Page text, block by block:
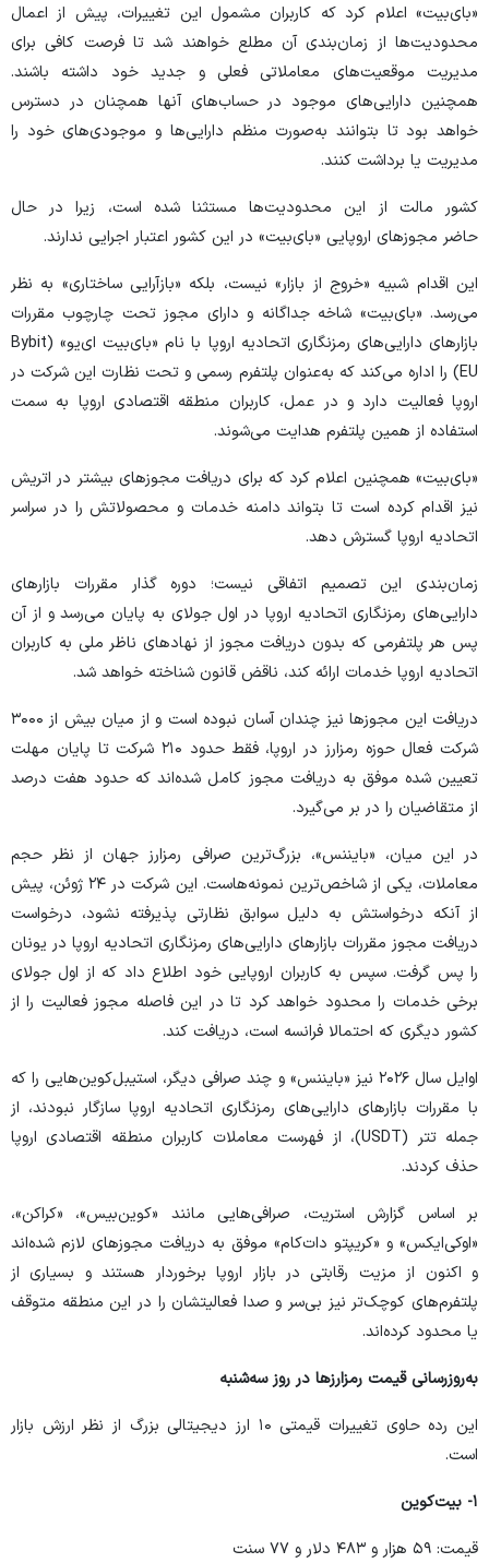
«بای‌بیت» اعلام کرد که کاربران مشمول این تغییرات، پیش از اعمال
محدودیت‌ها از زمان‌بندی آن مطلع خواهند شد تا فرصت کافی برای
مدیریت موقعیت‌های معاملاتی فعلی و جدید خود داشته باشند.
همچنین دارایی‌های موجود در حساب‌های آنها همچنان در دسترس
خواهد بود تا بتوانند به‌صورت منظم دارایی‌ها و موجودی‌های خود را
مدیریت یا برداشت کنند.
کشور مالت از این محدودیت‌ها مستثنا شده است، زیرا در حال
حاضر مجوزهای اروپایی «بای‌بیت» در این کشور اعتبار اجرایی ندارند.
این اقدام شبیه «خروج از بازار» نیست، بلکه «بازآرایی ساختاری» به نظر
می‌رسد. «بای‌بیت» شاخه جداگانه و دارای مجوز تحت چارچوب مقررات
بازارهای دارایی‌های رمزنگاری اتحادیه اروپا با نام «بای‌بیت ای‌یو» (Bybit
EU) را اداره می‌کند که به‌عنوان پلتفرم رسمی و تحت نظارت این شرکت در
اروپا فعالیت دارد و در عمل، کاربران منطقه اقتصادی اروپا به سمت
استفاده از همین پلتفرم هدایت می‌شوند.
«بای‌بیت» همچنین اعلام کرد که برای دریافت مجوزهای بیشتر در اتریش
نیز اقدام کرده است تا بتواند دامنه خدمات و محصولاتش را در سراسر
اتحادیه اروپا گسترش دهد.
زمان‌بندی این تصمیم اتفاقی نیست؛ دوره گذار مقررات بازارهای
دارایی‌های رمزنگاری اتحادیه اروپا در اول جولای به پایان می‌رسد و از آن
پس هر پلتفرمی که بدون دریافت مجوز از نهادهای ناظر ملی به کاربران
اتحادیه اروپا خدمات ارائه کند، ناقض قانون شناخته خواهد شد.
دریافت این مجوزها نیز چندان آسان نبوده است و از میان بیش از ۳۰۰۰
شرکت فعال حوزه رمزارز در اروپا، فقط حدود ۲۱۰ شرکت تا پایان مهلت
تعیین‌ شده موفق به دریافت مجوز کامل شده‌اند که حدود هفت درصد
از متقاضیان را در بر می‌گیرد.
در این میان، «بایننس»، بزرگ‌ترین صرافی رمزارز جهان از نظر حجم
معاملات، یکی از شاخص‌ترین نمونه‌هاست. این شرکت در ۲۴ ژوئن، پیش
از آنکه درخواستش به دلیل سوابق نظارتی پذیرفته نشود، درخواست
دریافت مجوز مقررات بازارهای دارایی‌های رمزنگاری اتحادیه اروپا در یونان
را پس گرفت. سپس به کاربران اروپایی خود اطلاع داد که از اول جولای
برخی خدمات را محدود خواهد کرد تا در این فاصله مجوز فعالیت را از
کشور دیگری که احتمالا فرانسه است، دریافت کند.
اوایل سال ۲۰۲۶ نیز «بایننس» و چند صرافی دیگر، استیبل‌کوین‌هایی را که
با مقررات بازارهای دارایی‌های رمزنگاری اتحادیه اروپا سازگار نبودند، از
جمله تتر (USDT)، از فهرست معاملات کاربران منطقه اقتصادی اروپا
حذف کردند.
بر اساس گزارش استریت، صرافی‌هایی مانند «کوین‌بیس»، «کراکن»،
«اوکی‌ایکس» و «کریپتو دات‌کام» موفق به دریافت مجوزهای لازم شده‌اند
و اکنون از مزیت رقابتی در بازار اروپا برخوردار هستند و بسیاری از
پلتفرم‌های کوچک‌تر نیز بی‌سر و صدا فعالیتشان را در این منطقه متوقف
یا محدود کرده‌اند.
به‌روزرسانی قیمت رمزارزها در روز سه‌شنبه
این رده حاوی تغییرات قیمتی ۱۰ ارز دیجیتالی بزرگ از نظر ارزش بازار
است.
۱- بیت‌کوین
قیمت: ۵۹ هزار و ۴۸۳ دلار و ۷۷ سنت